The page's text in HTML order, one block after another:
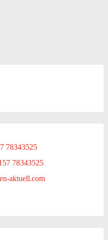
78343525
78343525
aktuell.com